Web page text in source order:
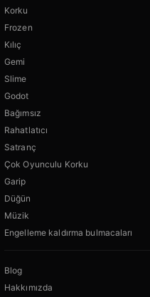
Korku
Frozen
Kılıç
Gemi
Slime
Godot
Bağımsız
Rahatlatıcı
Satranç
Çok Oyunculu Korku
Garip
Düğün
Müzik
Engelleme kaldırma bulmacaları
Blog
Hakkımızda